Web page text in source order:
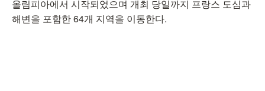
올림피아에서 시작되었으며 개최 당일까지 프랑스 도심과
해변을 포함한 64개 지역을 이동한다.